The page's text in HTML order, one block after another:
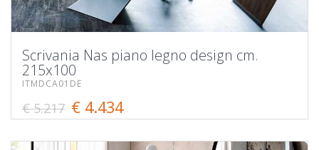
Scrivania Nas piano legno design cm.
215x100
ITMDCA01DE
€ 5.217 € 4.434